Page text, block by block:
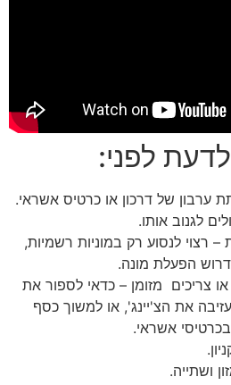
לפני:
ערבון של דרכון או כרטיס אשראי.
לגנוב אותו.
– רצוי לנסוע רק במוניות רשמיות,
הפעלת מונה.
צריכים מזומן – כדאי לספור את
את הצ'יינג', או למשוך כסף
אשראי.
ושתייה.